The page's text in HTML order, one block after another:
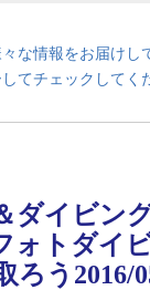
な情報をお届けし
てチェックしてく
ダイビン
ォトダイ
ろう2016/